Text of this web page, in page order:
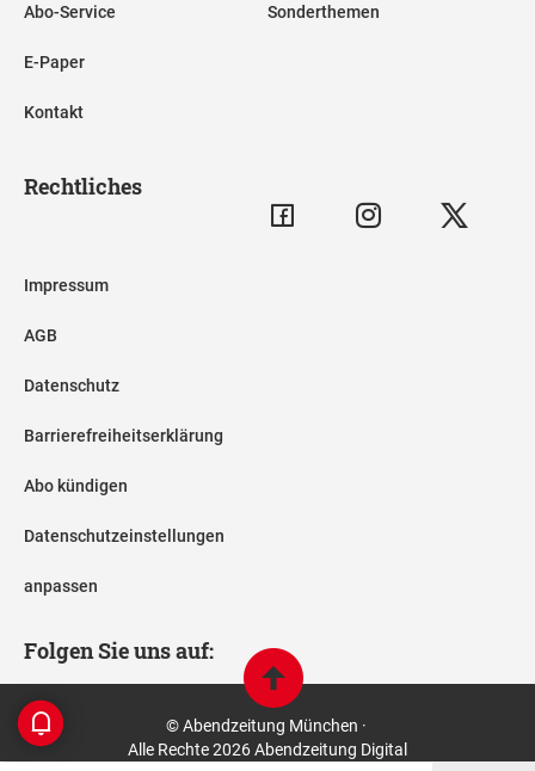
Abo-Service
E-Paper
Kontakt
Sonderthemen
Rechtliches
Impressum
AGB
Datenschutz
Barrierefreiheitserklärung
Abo kündigen
Datenschutzeinstellungen
anpassen
Folgen Sie uns auf:
© Abendzeitung München ·
Alle Rechte 2026 Abendzeitung Digital